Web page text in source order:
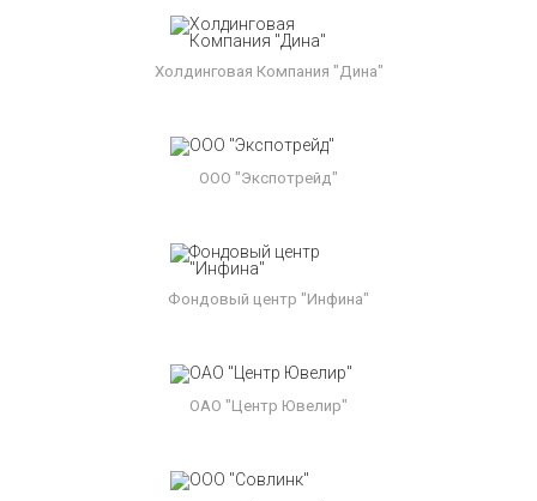
Холдинговая Компания "Дина"
ООО "Экспотрейд"
Фондовый центр "Инфина"
ОАО "Центр Ювелир"